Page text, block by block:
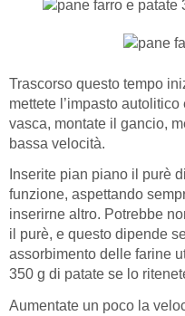
Trascorso questo tempo
mettete l’impasto
vasca, montate il gancio,
bassa velocità.
Inserite pian piano il purè
funzione, aspettando
inserirne altro. Potrebbe
il purè, e questo dipende
assorbimento delle farine
350 g di patate se lo
Aumentate un poco la